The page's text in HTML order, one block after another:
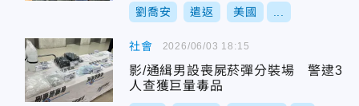
劉喬安 遣返 美國
社會
影/通緝男設喪屍菸彈分裝場 警逮3
人查獲巨量毒品
2026/06/03 18:15